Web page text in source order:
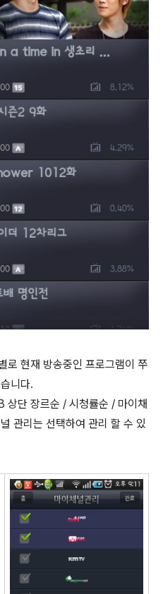
로 현재 방송중인 프로그램이 쭈
니다.
상단 장르순 / 시청률순 / 마이채
관리는 선택하여 관리 할 수 있